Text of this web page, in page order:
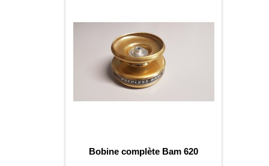
Bobine complète Bam 620